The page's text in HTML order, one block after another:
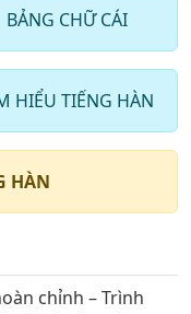
4
5
6
7
9
BẢNG CHỮ CÁI
HIỂU TIẾNG HÀN
HÀN
chỉnh – Trình